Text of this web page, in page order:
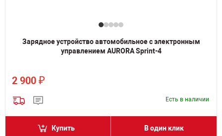
Зарядное устройство автомобильное с электронным
управлением AURORA Sprint-4
2 900 ₽
Есть в наличии
Купить В один клик